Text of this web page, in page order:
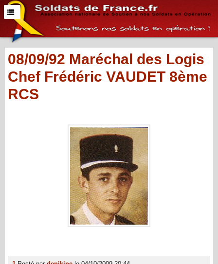
08/09/92 Maréchal des Logis
Chef Frédéric VAUDET 8ème
RCS